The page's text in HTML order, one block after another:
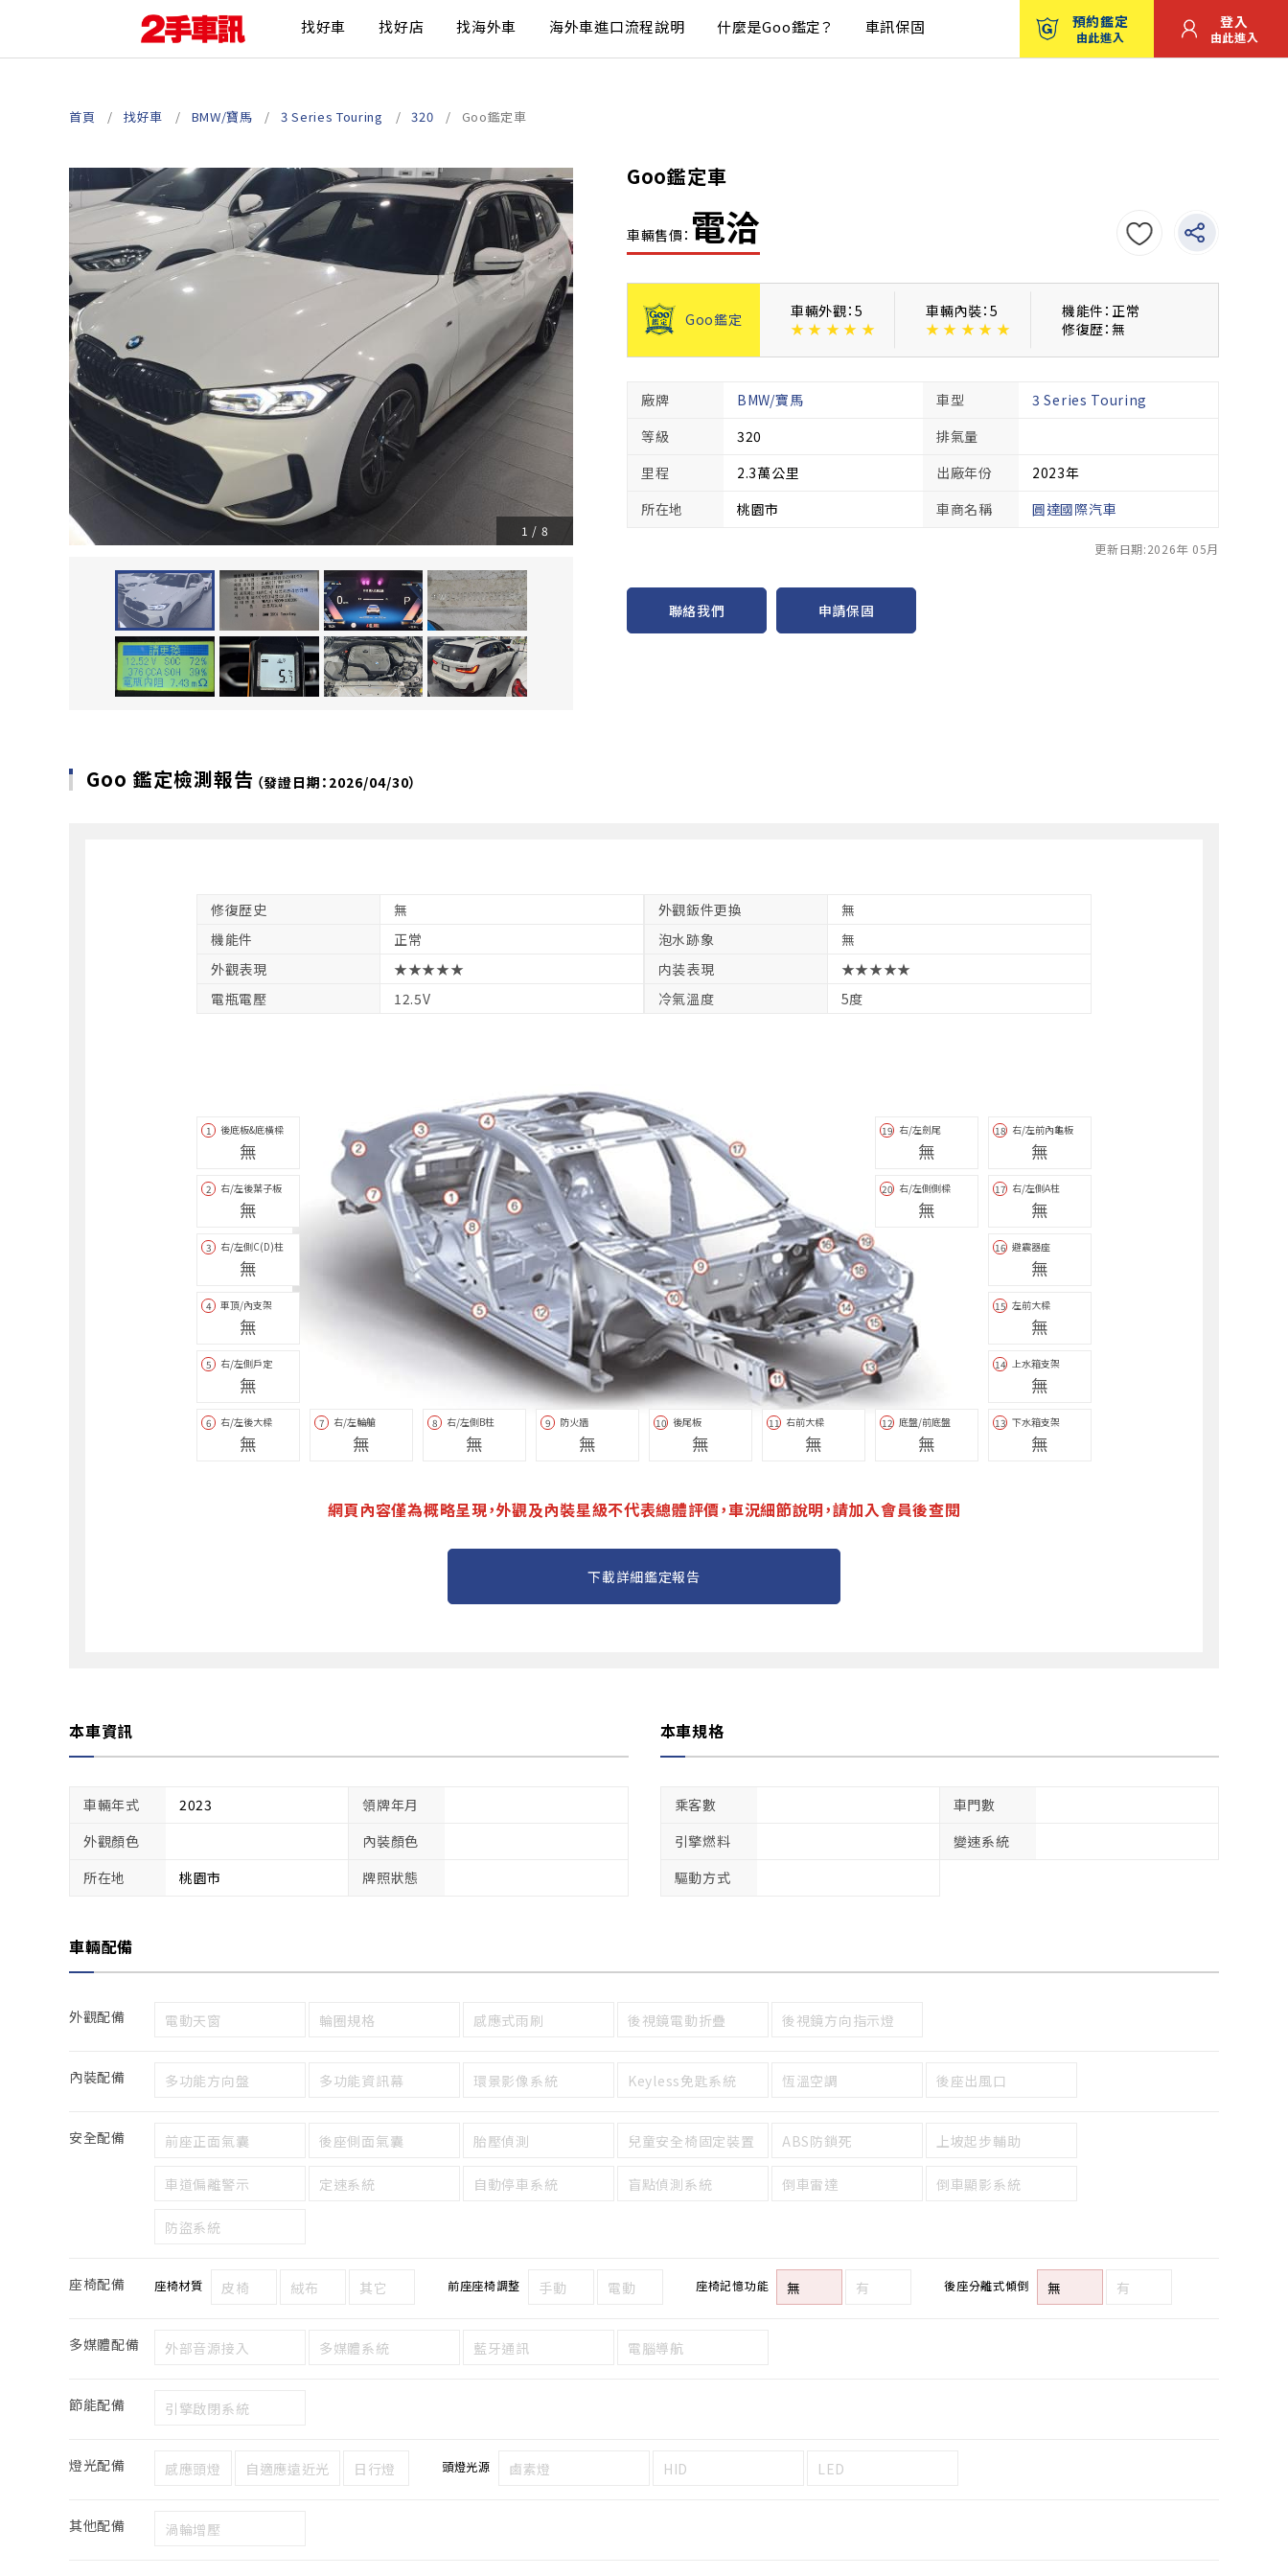
找好車 找好店 找海外車 海外車進口流程說明 什麼是Goo鑑定？ 車訊保固 預約鑑定
由此進入
登入
由此進入
首頁 找好車 BMW/寶馬 3 Series Touring 320 Goo鑑定車
Goo鑑定車
車輛售價： 電洽
1 / 8
Goo鑑定
車輛外觀：5
★ ★ ★ ★ ★
車輛內裝：5
★ ★ ★ ★ ★
機能件：正常
修復歴：無
廠牌 BMW/寶馬 車型
3 Series Touring
等級
320
排氣量
里程
2.3萬公里 出廠年份
2023年
所在地
桃園市 車商名稱 圓達國際汽車
更新日期:2026年 05月
聯絡我們 申請保固
Goo 鑑定檢測報告 （發證日期：2026/04/30）
修復歴史 無 外觀鈑件更換
無
機能件
正常 泡水跡象
無
外觀表現
★★★★★ 内装表現
★★★★★
電瓶電壓
12.5V 冷氣溫度 5度
1 後底板&底橫樑
無
2 右/左後葉子板
無
3 右/左側C(D)柱
無
4 車頂/內支架
無
5 右/左側戶定
無
6 右/左後大樑
無
7 右/左輪艙
無
8 右/左側B柱
無
9 防火牆
無
10 後尾板
無
11 右前大樑
無
12 底盤/前底盤
無
13 下水箱支架
無
14 上水箱支架
無
15 左前大樑
無
16 避震器座
無
17 右/左側A柱
無
18 右/左前內龜板
無
19 右/左劍尾
無
20 右/左側側樑
無
網頁內容僅為概略呈現，外觀及內裝星級不代表總體評價，車況細節說明，請加入會員後查閱
下載詳細鑑定報告
本車資訊
車輛年式 2023
領牌年月
外觀顏色
內裝顏色
所在地
桃園市 牌照狀態
本車規格
乘客數
車門數
引擎燃料
變速系統
驅動方式
車輛配備
外觀配備 電動天窗 輪圈規格 感應式雨刷 後視鏡電動折疊 後視鏡方向指示燈
內裝配備 多功能方向盤 多功能資訊幕 環景影像系統 Keyless免匙系統 恆溫空調 後座出風口
安全配備 前座正面氣囊 後座側面氣囊 胎壓偵測 兒童安全椅固定裝置 ABS防鎖死 上坡起步輔助
車道偏離警示 定速系統 自動停車系統 盲點偵測系統 倒車雷達 倒車顯影系統
防盜系統
座椅配備 座椅材質 皮椅 絨布 其它 前座座椅調整 手動 電動 座椅記憶功能 無 有 後座分離式傾倒 無 有
多媒體配備 外部音源接入 多媒體系統 藍牙通訊 電腦導航
節能配備 引擎啟閉系統
燈光配備 感應頭燈 自適應遠近光 日行燈 頭燈光源 鹵素燈 HID LED
其他配備 渦輪增壓